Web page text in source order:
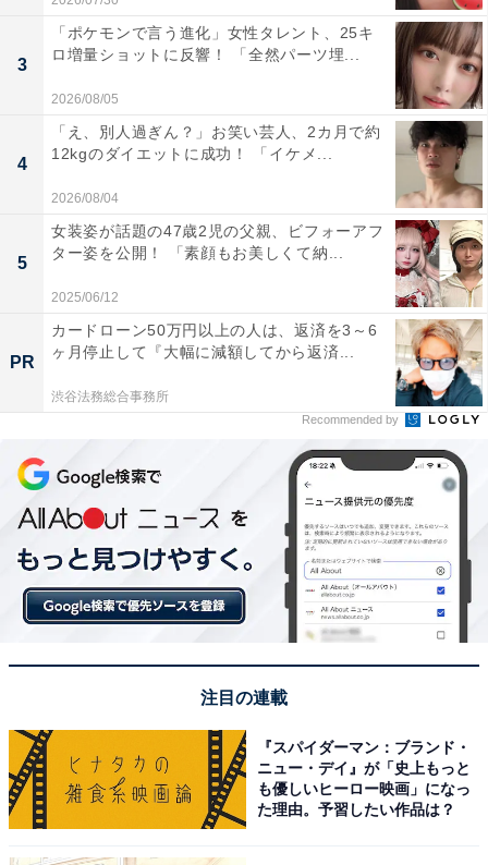
3
「ポケモンで言う進化」女性タレント、25キ
ロ増量ショットに反響！ 「全然パーツ埋...
2026/08/05
4
「え、別人過ぎん？」お笑い芸人、2カ月で約
12kgのダイエットに成功！ 「イケメ...
2026/08/04
5
女装姿が話題の47歳2児の父親、ビフォーアフ
ター姿を公開！ 「素顔もお美しくて納...
2025/06/12
PR
カードローン50万円以上の人は、返済を3～6
ヶ月停止して『大幅に減額してから返済...
渋谷法務総合事務所
Recommended by
注目の連載
『スパイダーマン：ブランド・
ニュー・デイ』が「史上もっと
も優しいヒーロー映画」になっ
た理由。予習したい作品は？